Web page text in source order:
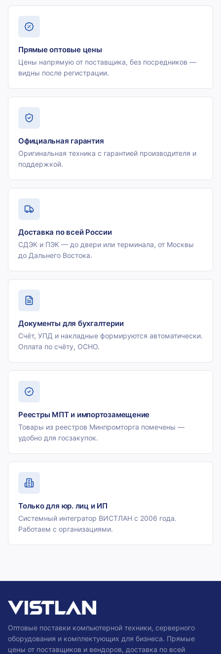
Прямые оптовые цены
Цены напрямую от поставщика, без посредников —
видны после регистрации.
Официальная гарантия
Оригинальная техника с гарантией производителя и
поддержкой.
Доставка по всей России
СДЭК и ПЭК — до двери или терминала, от Москвы
до Дальнего Востока.
Документы для бухгалтерии
Счёт, УПД и накладные формируются автоматически.
Оплата по счёту, ОСНО.
Реестры МПТ и импортозамещение
Товары из реестров Минпромторга помечены —
удобно для госзакупок.
Только для юр. лиц и ИП
Системный интегратор ВИСТЛАН с 2006 года.
Работаем с организациями.
Оптовые поставки компьютерной техники, серверного
оборудования и комплектующих для бизнеса. Прямые
цены от поставщиков и вендоров, доставка по всей